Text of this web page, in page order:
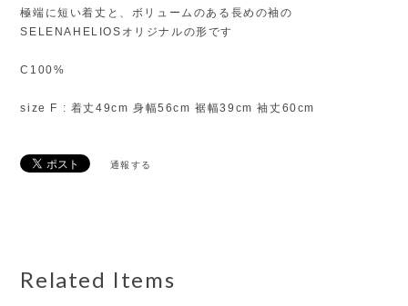
極端に短い着丈と、ボリュームのある長めの袖の
SELENAHELIOSオリジナルの形です
C100%
size F : 着丈49cm 身幅56cm 裾幅39cm 袖丈60cm
通報する
Related Items